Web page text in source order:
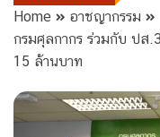
Home
อาชญากรรม
กรมศุลกากร ร่วมกับ ปส
15 ล้านบาท